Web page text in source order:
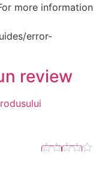
more information
error-
review